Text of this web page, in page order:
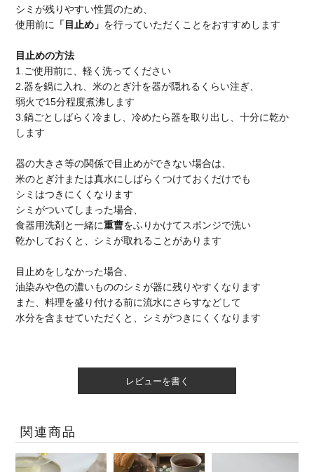
シミが残りやすい性質のため、
使用前に
「目止め」 を行っていただくことをおすすめします
目止めの方法
1.ご使用前に、軽く洗ってください
2.器を鍋に入れ、米のとぎ汁を器が隠れるくらい注ぎ、
弱火で15分程度煮沸します
3.鍋ごとしばらく冷まし、冷めたら器を取り出し、十分に乾か
します
器の大きさ等の関係で目止めができない場合は、
米のとぎ汁または真水にしばらくつけておくだけでも
シミはつきにくくなります
シミがついてしまった場合、
食器用洗剤と一緒に重曹をふりかけてスポンジで洗い
乾かしておくと、シミが取れることがあります
目止めをしなかった場合、
油染みや色の濃いもののシミが器に残りやすくなります
また、料理を盛り付ける前に流水にさらすなどして
水分を含ませていただくと、シミがつきにくくなります
レビューを書く
関連商品